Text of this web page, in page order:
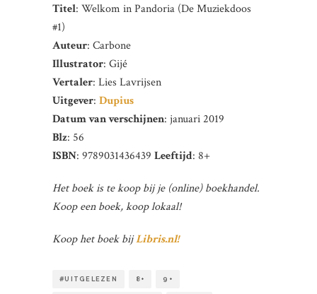
Titel: Welkom in Pandoria (De Muziekdoos
#1)
Auteur: Carbone
Illustrator: Gijé
Vertaler: Lies Lavrijsen
Uitgever: Dupius
Datum van verschijnen: januari 2019
Blz: 56
ISBN: 9789031436439 Leeftijd: 8+
Het boek is te koop bij je (online) boekhandel.
Koop een boek, koop lokaal!
Koop het boek bijLibris.nl!
#UITGELEZEN 8+ 9+